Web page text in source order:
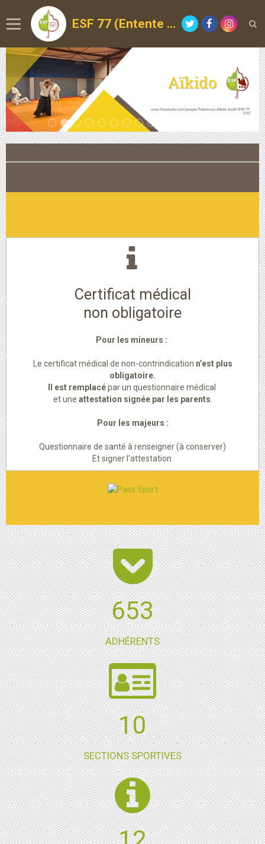
ESF 77 (Entente Sportive de la Forêt)
Certificat médical
non obligatoire
Pour les mineurs :
Le certificat médical de non-contrindication n’est plus
obligatoire.
Il est remplacépar un questionnaire médical
et une attestation signée par les parents
Pour les majeurs :
Questionnaire de santé à renseigner (à conserver)
Et signer l'attestation
653
ADHÉRENTS
12
SECTIONS SPORTIVES